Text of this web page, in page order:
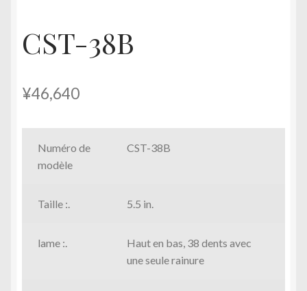
CST-38B
¥46,640
Numéro de
modèle
CST-38B
Taille :. 5.5 in.
lame :.
Haut en bas, 38 dents avec
une seule rainure